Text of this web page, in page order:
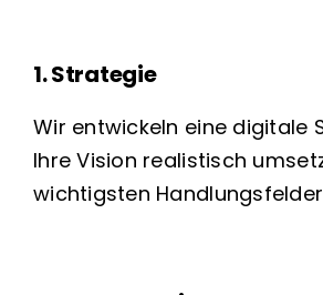
1. Strategie
Wir entwickeln eine digitale
Ihre Vision realistisch
wichtigsten